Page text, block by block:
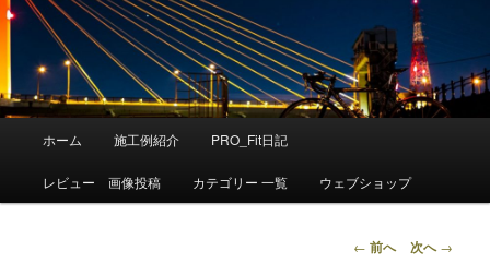
移
メ
ホーム 施工例紹介 PRO_Fit日記
レビュー 画像投稿 カテゴリー 一覧 ウェブショップ
投
← 前へ 次へ→